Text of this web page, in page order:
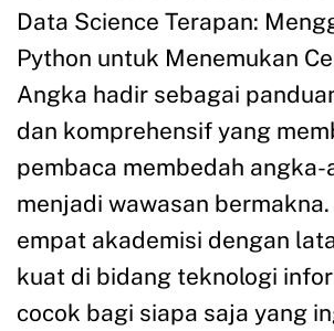
Data Science Terapan:
Python untuk Menemukan
Angka hadir sebagai
dan komprehensif yang
pembaca membedah angka-
menjadi wawasan
empat akademisi dengan
kuat di bidang teknologi
cocok bagi siapa saja yang